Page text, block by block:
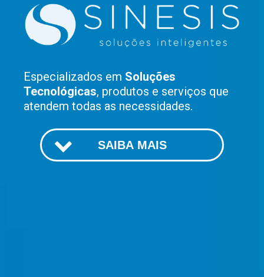
Especializados em Soluções
Tecnológicas, produtos e serviços que
atendem todas as necessidades.
SAIBA MAIS